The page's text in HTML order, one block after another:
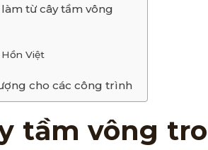
từ cây tầm vông
Việt
cho các công trình
tầm vông